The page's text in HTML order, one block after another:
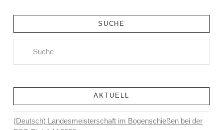
SUCHE
AKTUELL
(Deutsch) Landesmeisterschaft im Bogenschießen bei der